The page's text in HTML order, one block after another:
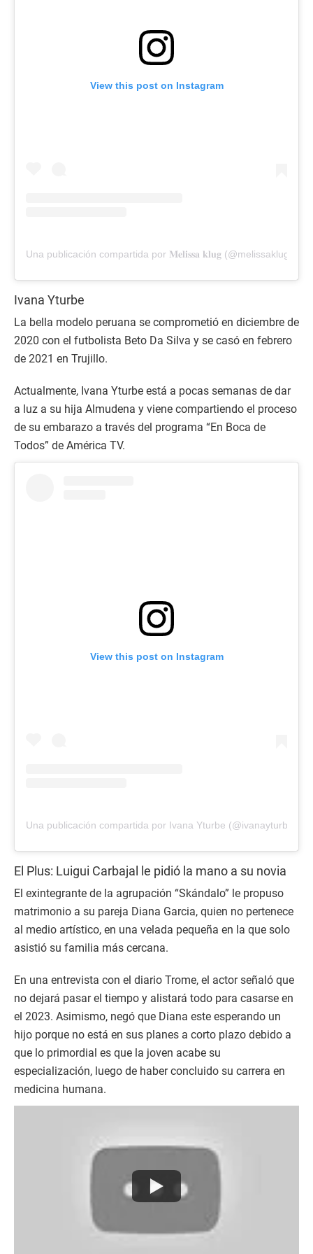
View this post on Instagram
Una publicación compartida por 𝐌𝐞𝐥𝐢𝐬𝐬𝐚 𝐤𝐥𝐮𝐠
Ivana Yturbe
La bella modelo peruana se comprometió en diciembre de
2020 con el futbolista Beto Da Silva y se casó en febrero
de 2021 en Trujillo.
Actualmente, Ivana Yturbe está a pocas semanas de dar
a luz a su hija Almudena y viene compartiendo el proceso
de su embarazo a través del programa “En Boca de
Todos” de América TV.
View this post on Instagram
Una publicación compartida por Ivana Yturbe (@ivanayturbe)
El Plus: Luigui Carbajal le pidió la mano a su novia
El exintegrante de la agrupación “Skándalo” le propuso
matrimonio a su pareja Diana Garcia, quien no pertenece
al medio artístico, en una velada pequeña en la que solo
asistió su familia más cercana.
En una entrevista con el diario Trome, el actor señaló que
no dejará pasar el tiempo y alistará todo para casarse en
el 2023. Asimismo, negó que Diana este esperando un
hijo porque no está en sus planes a corto plazo debido a
que lo primordial es que la joven acabe su
especialización, luego de haber concluido su carrera en
medicina humana.